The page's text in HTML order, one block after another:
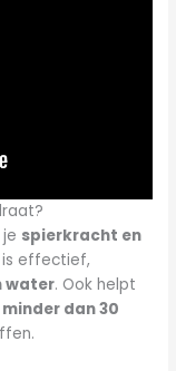
spierkracht en
is effectief,
water. Ook helpt
dan 30